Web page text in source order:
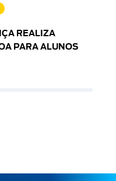
REALIZA
PARA ALUNOS